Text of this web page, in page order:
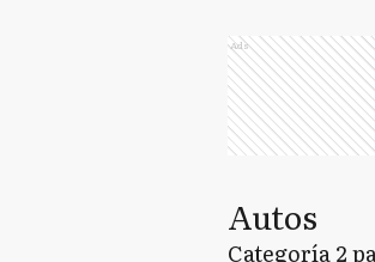
Ads
Autos
Categoría 2